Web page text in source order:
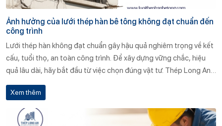
Ảnh hưởng của lưới thép hàn bê tông không đạt chuẩn đến
công trình
Lưới thép hàn không đạt chuẩn gây hậu quả nghiêm trọng về kết
cấu, tuổi thọ, an toàn công trình. Để xây dựng vững chắc, hiệu
quả lâu dài, hãy bắt đầu từ việc chọn đúng vật tư. Thép Long An
cam kết mang đến giải pháp chất lượng cao cho mọi công trình.
Xem thêm